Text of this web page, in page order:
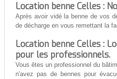
Location benne Celles :
Après avoir vidé la benne de vos
de décharge en vous remettant la
Location benne Celles :
pour les professionnels.
Vous êtes un professionnel du
n'avez pas de bennes pour